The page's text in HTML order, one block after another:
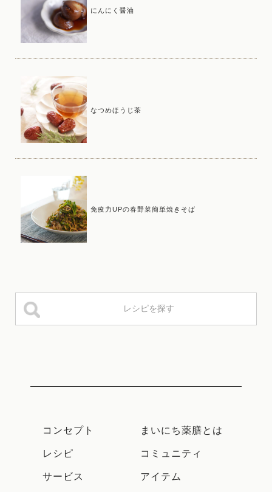
にんにく醤油
なつめほうじ茶
免疫力UPの春野菜簡単焼きそば
コンセプト まいにち薬膳とは
レシピ コミュニティ
サービス アイテム